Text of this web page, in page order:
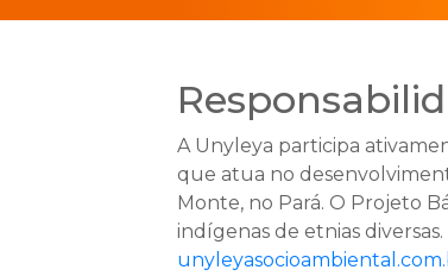
A Unyleya participa
que atua no
Monte, no Pará. O Projeto
indígenas de etnias